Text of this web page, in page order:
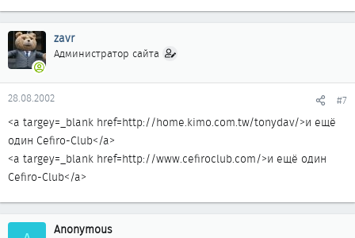
zavr
Администратор сайта
28.08.2002 #7
<a targey=_blank href=http://home.kimo.com.tw/tonydav/>и ещё
один Cefiro-Club</a>
<a targey=_blank href=http://www.cefiroclub.com/>и ещё один
Cefiro-Club</a>
Anonymous